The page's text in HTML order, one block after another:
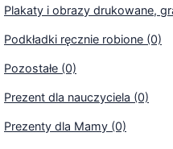
Plakaty i obrazy drukowane,
Podkładki ręcznie robione (0)
Pozostałe (0)
Prezent dla nauczyciela (0)
Prezenty dla Mamy (0)